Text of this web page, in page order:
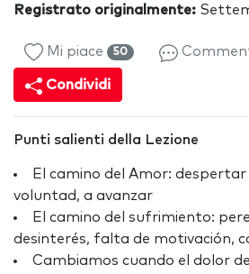
Registrato originalmente:
Mi piace 50
Condividi
Punti salienti della Lezione
El camino del Amor:
voluntad, a avanzar
El camino del sufrimiento:
desinterés, falta de motivación,
Cambiamos cuando el dolor